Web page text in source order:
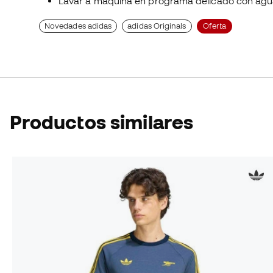
Novedades adidas adidas Originals Oferta
Productos similares